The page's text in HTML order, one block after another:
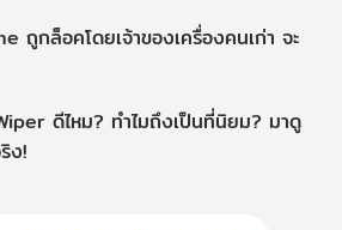
ถูกล็อคโดยเจ้าของเครื่องคนเก่า จะ
ดีไหม? ทำไมถึงเป็นที่นิยม? มาดู
ง!